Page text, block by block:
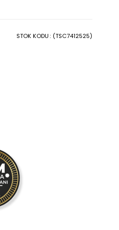
STOK KODU (TSC7412525)